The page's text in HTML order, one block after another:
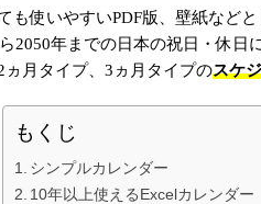
も使いやすいPDF版、壁紙など
2050年までの日本の祝日・休日
ヵ月タイプ、3ヵ月タイプのスケ
もくじ
シンプルカレンダー
10年以上使えるExcelカレンダー